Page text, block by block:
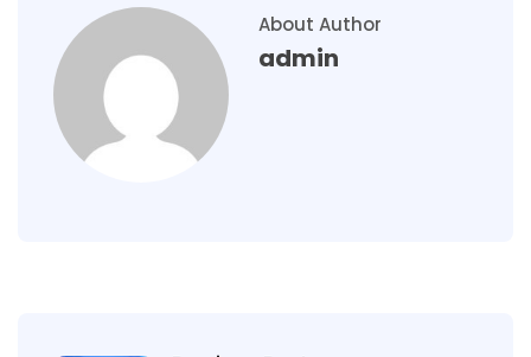
About Author
admin